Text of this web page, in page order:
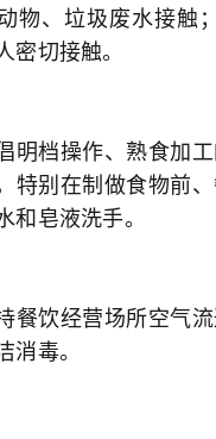
物、垃圾废水接触
密切接触。
明档操作、熟食加
特别在制做食物前
和皂液洗手。
餐饮经营场所空气
消毒。